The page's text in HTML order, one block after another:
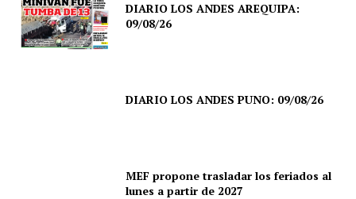
DIARIO LOS ANDES AREQUIPA:
09/08/26
DIARIO LOS ANDES PUNO: 09/08/26
MEF propone trasladar los feriados al
lunes a partir de 2027